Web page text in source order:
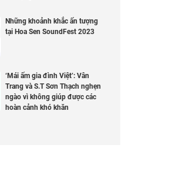
Những khoảnh khắc ấn tượng
tại Hoa Sen SoundFest 2023
‘Mái ấm gia đình Việt’: Vân
Trang và S.T Sơn Thạch nghẹn
ngào vì không giúp được các
hoàn cảnh khó khăn